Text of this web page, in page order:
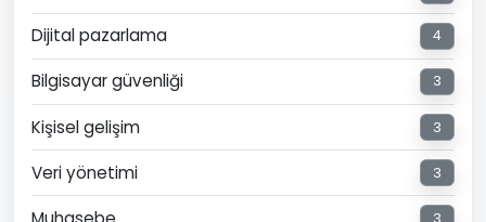
Dijital pazarlama 4
Bilgisayar güvenliği 3
Kişisel gelişim 3
Veri yönetimi 3
3